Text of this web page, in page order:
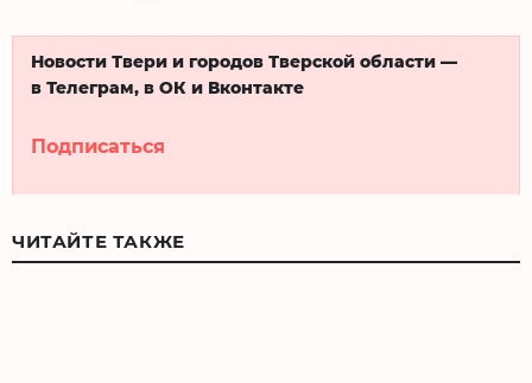
Новости Твери и городов Тверской области —
в Телеграм, в ОК и Вконтакте
Подписаться
ЧИТАЙТЕ ТАКЖЕ